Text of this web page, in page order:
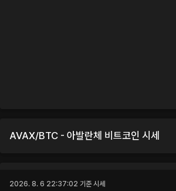
AVAX/BTC - 아발란체 비트코인 시세
2026. 8. 6 22:37:02 기준 시세